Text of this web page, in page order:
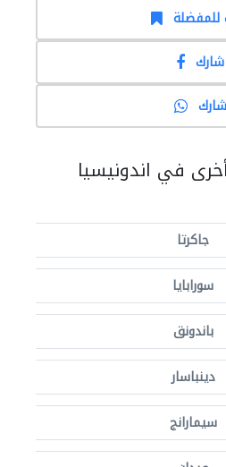
شارك
شارك
في اندونيسيا
جاكرتا
سورابايا
باندونق
دينباسار
سيمارانج